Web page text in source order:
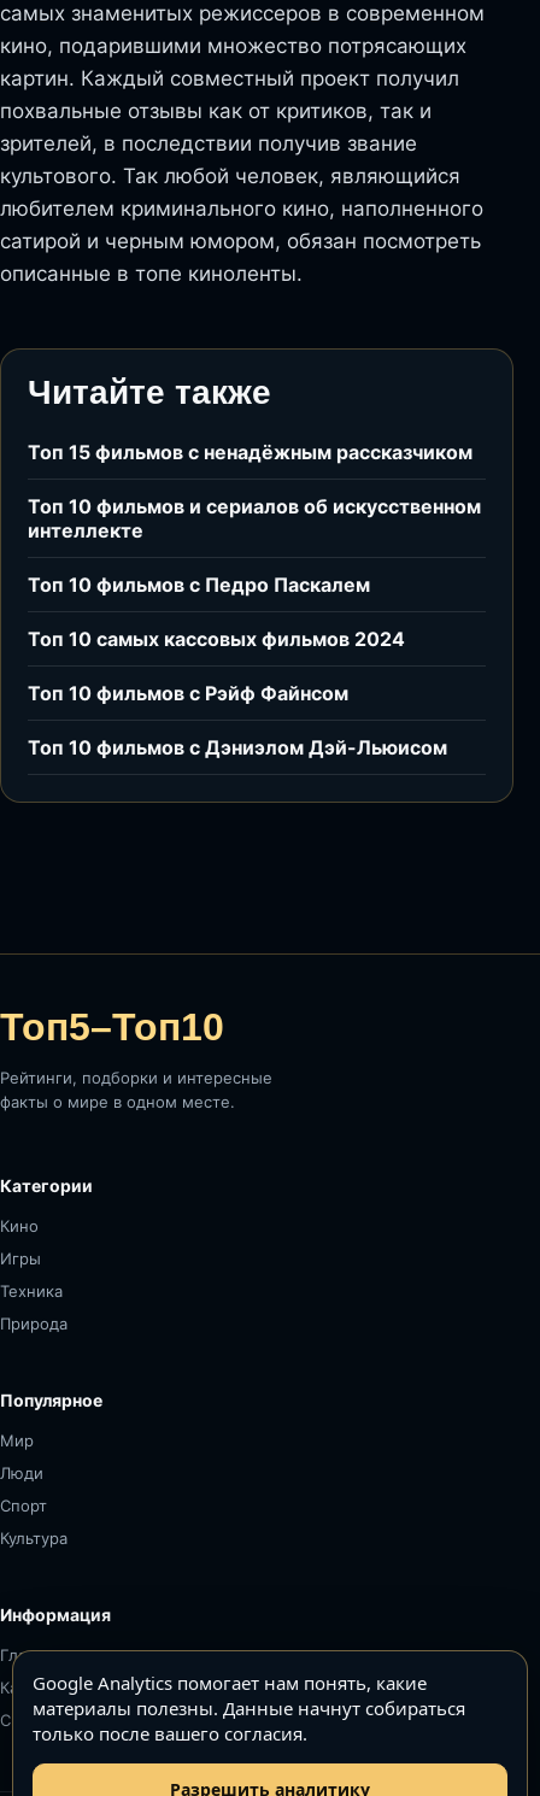
самых знаменитых режиссеров в современном
кино, подарившими множество потрясающих
картин. Каждый совместный проект получил
похвальные отзывы как от критиков, так и
зрителей, в последствии получив звание
культового. Так любой человек, являющийся
любителем криминального кино, наполненного
сатирой и черным юмором, обязан посмотреть
описанные в топе киноленты.
Читайте также
Топ 15 фильмов с ненадёжным рассказчиком
Топ 10 фильмов и сериалов об искусственном
интеллекте
Топ 10 фильмов с Педро Паскалем
Топ 10 самых кассовых фильмов 2024
Топ 10 фильмов с Рэйф Файнсом
Топ 10 фильмов с Дэниэлом Дэй-Льюисом
Топ5–Топ10
Рейтинги, подборки и интересные
факты о мире в одном месте.
Категории
Кино
Игры
Техника
Природа
Популярное
Мир
Люди
Спорт
Культура
Информация
Главная
Карта сайта
Связаться
Google Analytics помогает нам понять, какие
материалы полезны. Данные начнут собираться
только после вашего согласия.
Разрешить аналитику